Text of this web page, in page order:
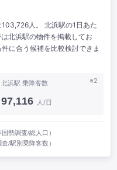
人。 北浜駅の1日あた
北浜駅の物件を掲載してお
に合う候補を比較検討できま
※2
北浜駅 乗降客数
97,116 人/日
勢調査/総人口）
/駅別乗降客数）